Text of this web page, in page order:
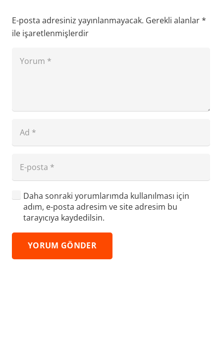
E-posta adresiniz yayınlanmayacak. Gerekli alanlar*
ile işaretlenmişlerdir
Daha sonraki yorumlarımda kullanılması için
adım, e-posta adresim ve site adresim bu
tarayıcıya kaydedilsin.
YORUM GÖNDER